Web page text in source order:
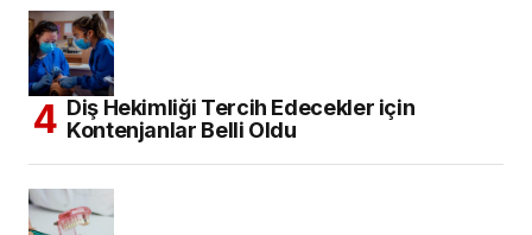
Diş Hekimliği Tercih Edecekler için
Kontenjanlar Belli Oldu